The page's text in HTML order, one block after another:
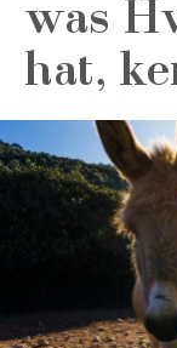
was
hat,